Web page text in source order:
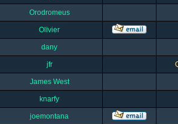
Orodromeus
Olivier
dany
jfr
James West
knarfy
joemontana